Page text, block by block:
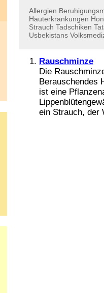
Allergien
Hauterkrankungen
Strauch Tadschiken
Usbekistans
Rauschminze
Die
Berauschendes
ist eine
ein Strauch, der